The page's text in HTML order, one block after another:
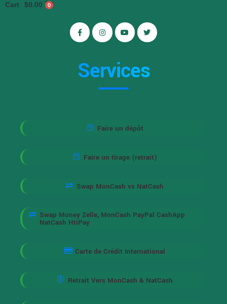
Cart $0.00 0
Services
Faire un dépôt
Faire un tirage (retrait)
Swap MonCash vs NatCash
Swap Money Zelle, MonCash PayPal CashApp
NatCash HtiPay
Carte de Crédit International
Retrait Vers MonCash & NatCash